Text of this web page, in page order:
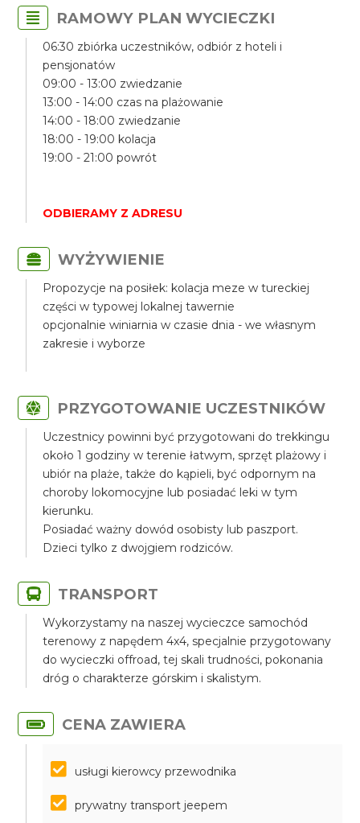
RAMOWY PLAN WYCIECZKI
06:30 zbiórka uczestników, odbiór z hoteli i
pensjonatów
09:00 - 13:00 zwiedzanie
13:00 - 14:00 czas na plażowanie
14:00 - 18:00 zwiedzanie
18:00 - 19:00 kolacja
19:00 - 21:00 powrót
ODBIERAMY Z ADRESU
WYŻYWIENIE
Propozycje na posiłek: kolacja meze w tureckiej
części w typowej lokalnej tawernie
opcjonalnie winiarnia w czasie dnia - we własnym
zakresie i wyborze
PRZYGOTOWANIE UCZESTNIKÓW
Uczestnicy powinni być przygotowani do trekkingu
około 1 godziny w terenie łatwym, sprzęt plażowy i
ubiór na plaże, także do kąpieli, być odpornym na
choroby lokomocyjne lub posiadać leki w tym
kierunku.
Posiadać ważny dowód osobisty lub paszport.
Dzieci tylko z dwojgiem rodziców.
TRANSPORT
Wykorzystamy na naszej wycieczce samochód
terenowy z napędem 4x4, specjalnie przygotowany
do wycieczki offroad, tej skali trudności, pokonania
dróg o charakterze górskim i skalistym.
CENA ZAWIERA
usługi kierowcy przewodnika
prywatny transport jeepem